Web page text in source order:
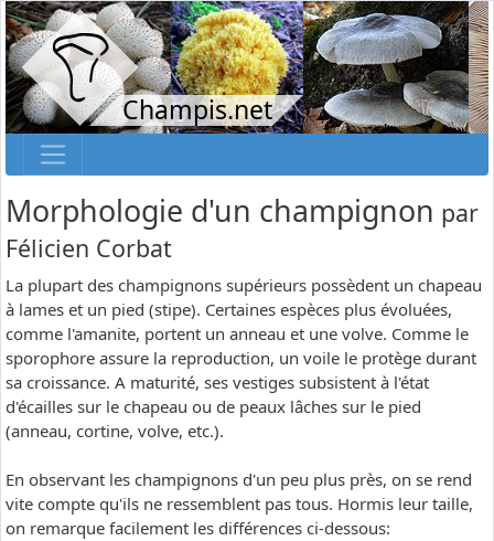
Champis.net
Morphologie d'un champignon par
Félicien Corbat
La plupart des champignons supérieurs possèdent un chapeau
à lames et un pied (stipe). Certaines espèces plus évoluées,
comme l'amanite, portent un anneau et une volve. Comme le
sporophore assure la reproduction, un voile le protège durant
sa croissance. A maturité, ses vestiges subsistent à l'état
d'écailles sur le chapeau ou de peaux lâches sur le pied
(anneau, cortine, volve, etc.).
En observant les champignons d'un peu plus près, on se rend
vite compte qu'ils ne ressemblent pas tous. Hormis leur taille,
on remarque facilement les différences ci-dessous: